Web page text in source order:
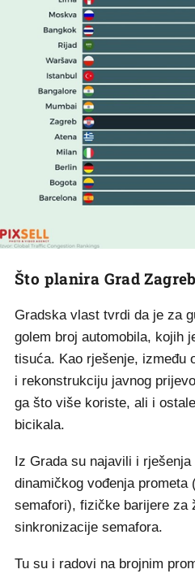
Što planira Grad
Gradska vlast tvrdi da je za
golem broj automobila, kojih
tisuća. Kao rješenje, između
i rekonstrukciju javnog
ga što više koriste, ali i
bicikala.
Iz Grada su najavili i rješenja
dinamičkog vođenja prometa
semafori), fizičke barijere za
sinkronizacije semafora.
Tu su i radovi na brojnim